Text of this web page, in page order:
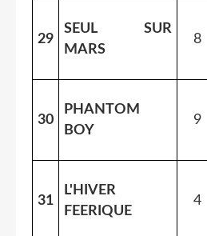
29
SEUL SUR
MARS
8
30
PHANTOM
BOY
9
31
L'HIVER
FEERIQUE
4